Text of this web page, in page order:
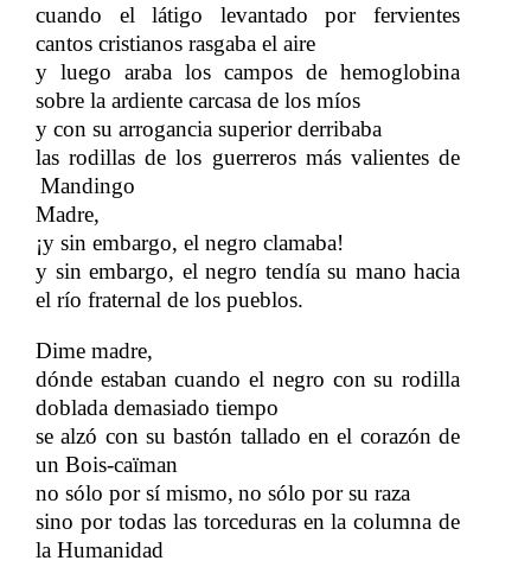
cuando el látigo levantado por fervientes
cantos cristianos rasgaba el aire
y luego araba los campos de hemoglobina
sobre la ardiente carcasa de los míos
y con su arrogancia superior derribaba
las rodillas de los guerreros más valientes de
Mandingo
Madre,
¡y sin embargo, el negro clamaba!
y sin embargo, el negro tendía su mano hacia
el río fraternal de los pueblos.
Dime madre,
dónde estaban cuando el negro con su rodilla
doblada demasiado tiempo
se alzó con su bastón tallado en el corazón de
un Bois-caïman
no sólo por sí mismo, no sólo por su raza
sino por todas las torceduras en la columna de
la Humanidad